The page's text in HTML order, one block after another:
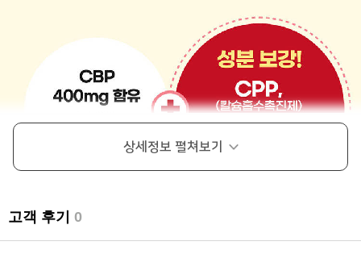
상세정보 펼쳐보기
고객 후기 0